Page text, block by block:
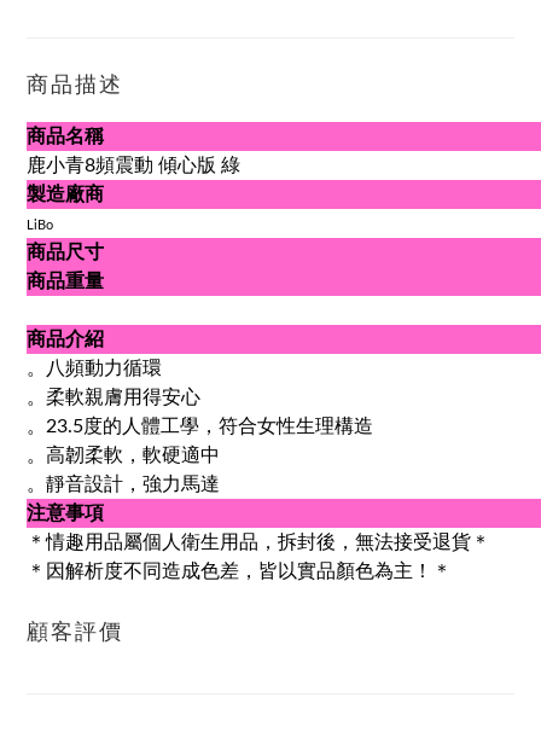
商品描述
商品名稱
鹿小青8頻震動 傾心版 綠
製造廠商
LiBo
商品尺寸
商品重量
商品介紹
。八頻動力循環
。柔軟親膚用得安心
。23.5度的人體工學，符合女性生理構造
。高韌柔軟，軟硬適中
。靜音設計，強力馬達
注意事項
＊情趣用品屬個人衛生用品，拆封後，無法接受退貨＊
＊因解析度不同造成色差，皆以實品顏色為主！＊
顧客評價